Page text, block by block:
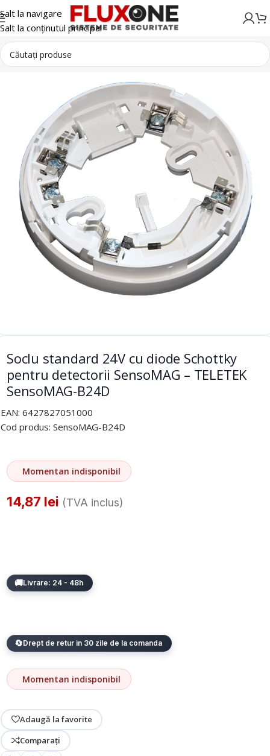
Salt la navigare
Salt la conținutul principal
Detectie incendiu
Soclu standard 24V cu diode Schottky
pentru detectorii SensoMAG – TELETEK
SensoMAG-B24D
EAN: 6427827051000
Cod produs: SensoMAG-B24D
Momentan indisponibil
14,87 lei (TVA inclus)
Livrare: 24 - 48h
Drept de retur in 30 zile de la comanda
Momentan indisponibil
Adaugă la favorite
Comparați